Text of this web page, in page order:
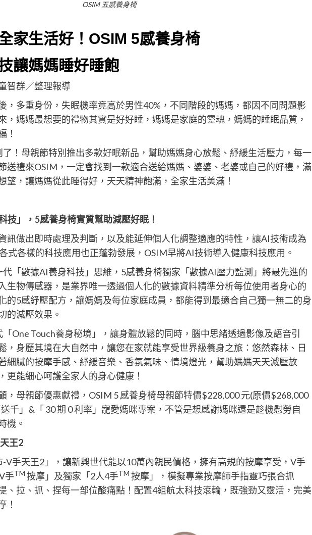
OSIM 五感養身椅
家生活好！ OSIM 5感養身椅
讓媽媽睡好睡飽
智群／整理報導
，多重身份，失眠機率竟高於男性40%，不同階段的媽媽，都因不同問題影
，媽媽最想要的禮物其實是好好睡，媽媽是家庭的靈魂，媽媽的睡眠品質，
！
！母親節特別推出多款好眠新品，幫助媽媽身心放鬆、紓緩生活壓力，每一
送禮來OSIM，一定會找到一款適合送給媽媽、婆婆、老婆或自己的好禮，滿
望，讓媽媽從此睡得好，天天精神飽滿，全家生活美滿！
技」，5感養身椅實質幫助減壓好眠！
訊做出即時處理及判斷，以及能延伸個人化調整適應的特性，讓AI技術成為
式各樣的科技應用也正蓬勃發展，OSIM早將AI技術導入健康科技應用。
「數據AI養身科技」思維，5感養身椅獨家「數據AI壓力監測」將最先進的
生物傳感器，是業界唯一透過個人化的數據資料精準分析每位使用者身心的
的5感紓壓配方，讓媽媽及每位家庭成員，都能得到最適合自己獨一無二的身
的減壓效果。
One Touch養身秘境」，讓身體放鬆的同時，腦中思緖透過影像及語音引
，身歷其境在大自然中，讓您在家就能享受世界級養身之旅：悠然森林、日
細膩的按摩手感、紓緩音樂、香氛氣味、情境燈光，幫助媽媽天天減壓放
更能細心呵護全家人的身心健康！
，母親節優惠獻禮，OSIM 5 感養身椅母親節特價$228,000 元(原價$268,000
千」&「 30 期 0 利率」寵愛媽咪專案，不管是想感謝媽咪還是趁機慰勞自
機。
王2
V手天王2」，讓新興世代能以10萬內親民價格，擁有高規的按摩享受，V手
手TM 按摩」及獨家「2人4手TM 按摩」，模擬專業按摩師手指靈巧張合抓
、拉、抓、捏每一部位酸痛點！配置4組航太科技滾輪，既強勁又靈活，完美
！